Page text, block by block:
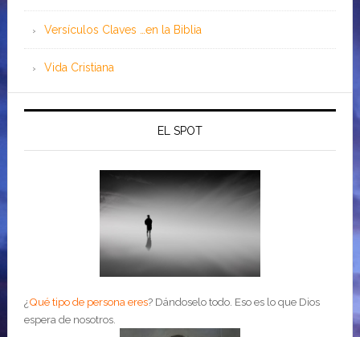
Versículos Claves …en la Biblia
Vida Cristiana
EL SPOT
¿Qué tipo de persona eres? Dándoselo todo. Eso es lo que Dios
espera de nosotros.